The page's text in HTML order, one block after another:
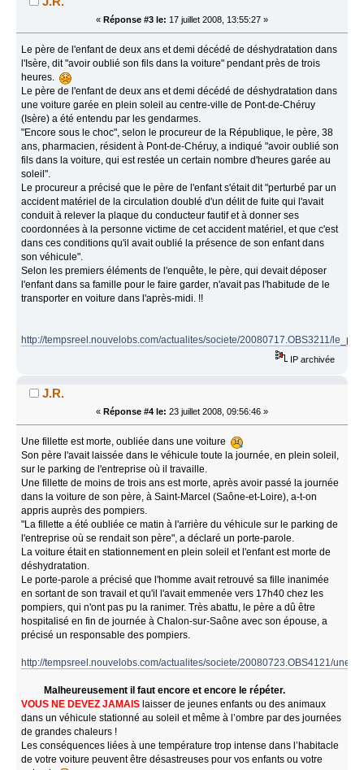
« Réponse #3 le: 17 juillet 2008, 13:55:27 »
Le père de l'enfant de deux ans et demi décédé de déshydratation dans
l'Isère, dit "avoir oublié son fils dans la voiture" pendant près de trois
heures.
Le père de l'enfant de deux ans et demi décédé de déshydratation dans
une voiture garée en plein soleil au centre-ville de Pont-de-Chéruy
(Isère) a été entendu par les gendarmes.
"Encore sous le choc", selon le procureur de la République, le père, 38
ans, pharmacien, résident à Pont-de-Chéruy, a indiqué "avoir oublié son
fils dans la voiture, qui est restée un certain nombre d'heures garée au
soleil".
Le procureur a précisé que le père de l'enfant s'était dit "perturbé par un
accident matériel de la circulation doublé d'un délit de fuite qui l'avait
conduit à relever la plaque du conducteur fautif et à donner ses
coordonnées à la personne victime de cet accident matériel, et que c'est
dans ces conditions qu'il avait oublié la présence de son enfant dans
son véhicule".
Selon les premiers éléments de l'enquête, le père, qui devait déposer
l'enfant dans sa famille pour le faire garder, n'avait pas l'habitude de le
transporter en voiture dans l'après-midi. !!
http://tempsreel.nouvelobs.com/actualites/societe/20080717.OBS3211/
IP archivée
J.R.
« Réponse #4 le: 23 juillet 2008, 09:56:46 »
Une fillette est morte, oubliée dans une voiture
Son père l'avait laissée dans le véhicule toute la journée, en plein soleil,
sur le parking de l'entreprise où il travaille.
Une fillette de moins de trois ans est morte, après avoir passé la journée
dans la voiture de son père, à Saint-Marcel (Saône-et-Loire), a-t-on
appris auprès des pompiers.
"La fillette a été oubliée ce matin à l'arrière du véhicule sur le parking de
l'entreprise où se rendait son père", a déclaré un porte-parole.
La voiture était en stationnement en plein soleil et l'enfant est morte de
déshydratation.
Le porte-parole a précisé que l'homme avait retrouvé sa fille inanimée
en sortant de son travail et qu'il l'avait emmenée vers 17h40 chez les
pompiers, qui n'ont pas pu la ranimer. Très abattu, le père a dû être
hospitalisé en fin de journée à Chalon-sur-Saône avec son épouse, a
précisé un responsable des pompiers.
http://tempsreel.nouvelobs.com/actualites/societe/20080723.OBS4121/
Malheureusement il faut encore et encore le répéter.
VOUS NE DEVEZ JAMAIS laisser de jeunes enfants ou des animaux
dans un véhicule stationné au soleil et même à l’ombre par des journées
de grandes chaleurs !
Les conséquences liées à une température trop intense dans l’habitacle
de votre voiture peuvent être désastreuses pour vos enfants ou votre